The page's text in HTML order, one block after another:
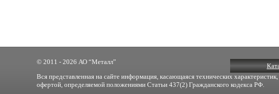
© 2011 - 2026 АО “Металл”
Вся представленная на сайте информация, касающаяся технических
офертой, определяемой положениями Статьи 437(2) Гражданского кодекса РФ.